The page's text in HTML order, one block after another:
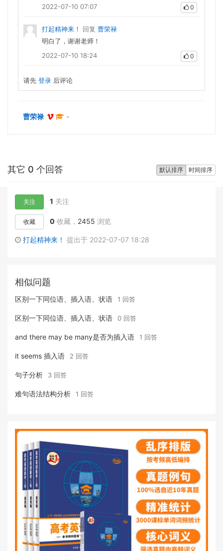
2022-07-10 07:07
0
打起精神来！ 回复 曹荣禄
明白了，谢谢老师！
2022-07-10 18:24
0
请先 登录 后评论
曹荣禄 -
默认排序 时间排序
其它 0 个回答
关注 1 关注
收藏 0 收藏， 2455 浏览
打起精神来！ 提出于 2022-07-07 18:28
相似问题
区别一下同位语、插入语、状语 1 回答
区别一下同位语、插入语、状语 0 回答
and there may be many是否为插入语 1 回答
it seems 插入语 2 回答
句子分析 3 回答
难句语法结构分析 1 回答